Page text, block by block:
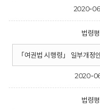
2020-
법령
「여권법 시행령」 일부개
2020-
법령